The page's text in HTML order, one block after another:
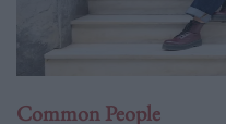
Common People